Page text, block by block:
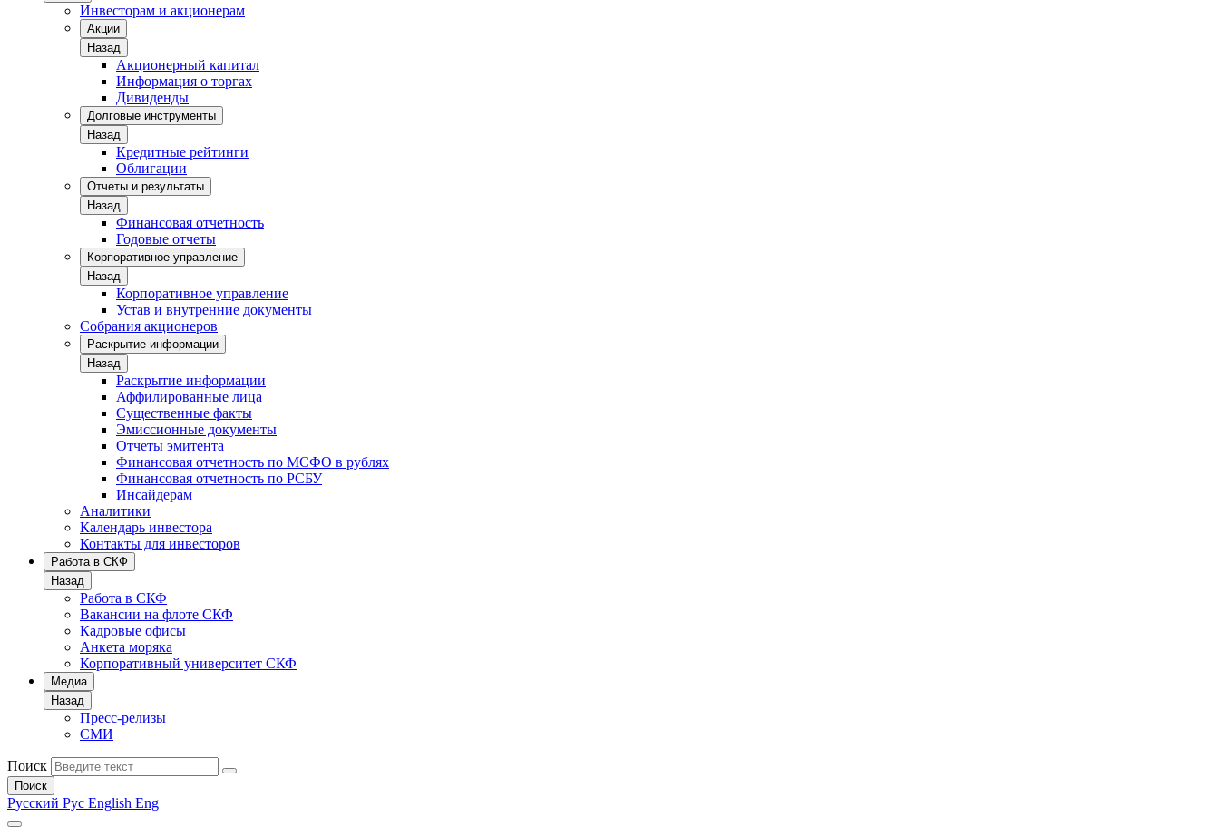
Инвесторам и акционерам
Акции
Назад
Акционерный капитал
Информация о торгах
Дивиденды
Долговые инструменты
Назад
Кредитные рейтинги
Облигации
Отчеты и результаты
Назад
Финансовая отчетность
Годовые отчеты
Корпоративное управление
Назад
Корпоративное управление
Устав и внутренние документы
Собрания акционеров
Раскрытие информации
Назад
Раскрытие информации
Аффилированные лица
Существенные факты
Эмиссионные документы
Отчеты эмитента
Финансовая отчетность по МСФО в рублях
Финансовая отчетность по РСБУ
Инсайдерам
Аналитики
Календарь инвестора
Контакты для инвесторов
Работа в СКФ
Назад
Работа в СКФ
Вакансии на флоте СКФ
Кадровые офисы
Анкета моряка
Корпоративный университет СКФ
Медиа
Назад
Пресс-релизы
СМИ
Поиск
Поиск
Русский Рус English Eng